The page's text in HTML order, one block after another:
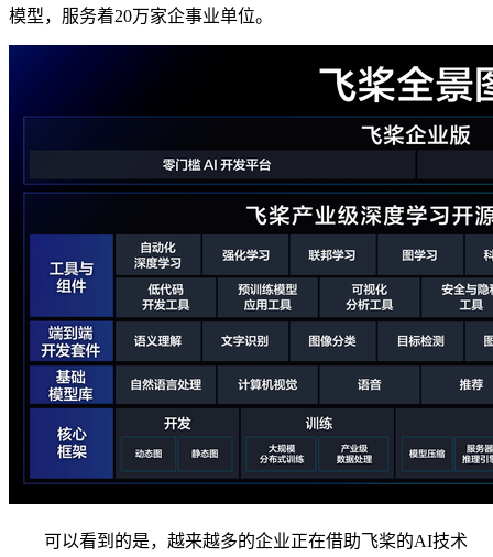
模型，服务着20万家企事业单位。
可以看到的是，越来越多的企业正在借助飞桨的AI技术